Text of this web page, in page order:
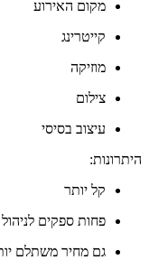
מקום האירוע
קייטרינג
מוזיקה
צילום
עיצוב בסיסי
היתרונות:
קל יותר
פחות ספקים לניהול
גם מחיר משתלם